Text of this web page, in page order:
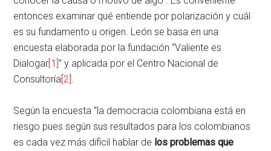
entonces examinar qué entiende por polarización y cuál
es su fundamento u origen. León se basa en una
encuesta elaborada por la fundación “Valiente es
Dialogar[1]” y aplicada por el Centro Nacional de
Consultoría[2].
Según la encuesta “la democracia colombiana está en
riesgo pues según sus resultados para los colombianos
es cada vez más difícil hablar de los problemas que